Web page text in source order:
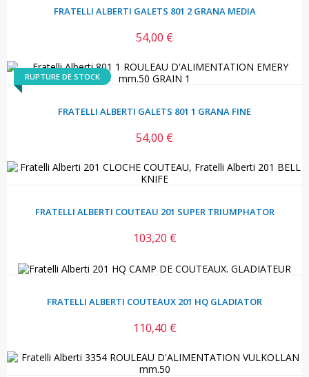
FRATELLI ALBERTI GALETS 801 2 GRANA MEDIA
Prix
54,00 €
RUPTURE DE STOCK
FRATELLI ALBERTI GALETS 801 1 GRANA FINE
Prix
54,00 €
FRATELLI ALBERTI COUTEAU 201 SUPER TRIUMPHATOR
Prix
103,20 €
FRATELLI ALBERTI COUTEAUX 201 HQ GLADIATOR
Prix
110,40 €